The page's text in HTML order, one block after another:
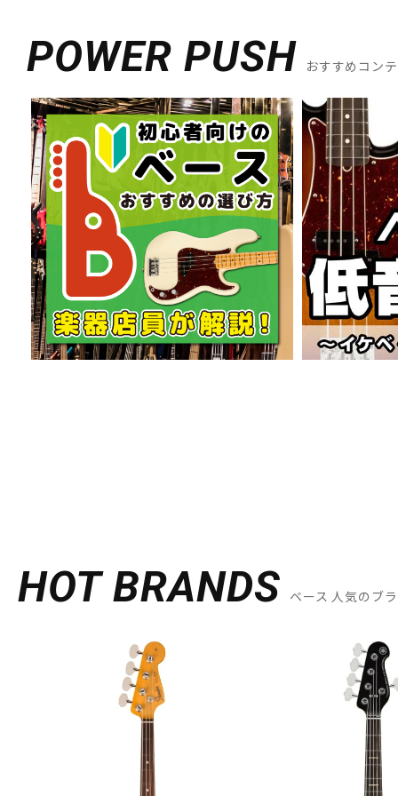
POWER PUSH おすすめコン
HOT BRANDS ベース 人気のブ